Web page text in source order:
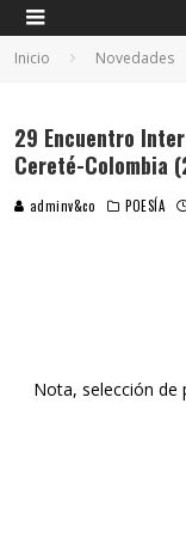
Inicio Novedades
29 Encuentro
Cereté-Colombia
adminv&co POESÍA
Nota, selección de